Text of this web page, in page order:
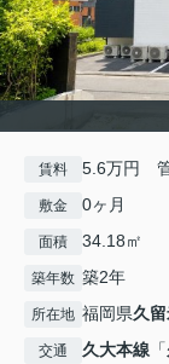
賃料 5.6万円
敷金 0ヶ月
面積 34.18㎡
築年数 築2年
所在地 福岡県久
交通 久大本線 「